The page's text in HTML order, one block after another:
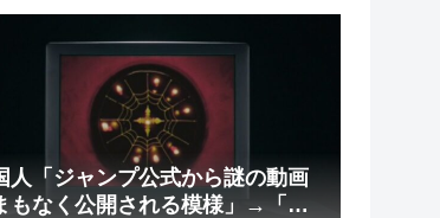
人「ジャンプ公式から謎の動画
もなく公開される模様」→「ま